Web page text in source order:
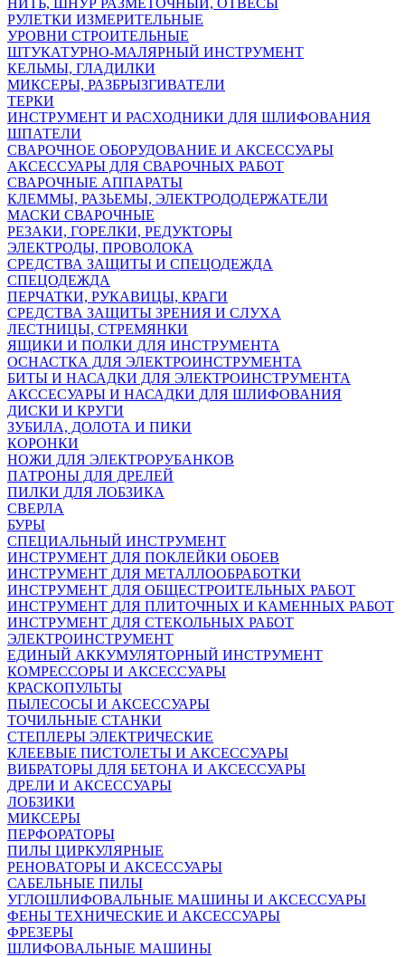
НИТЬ, ШНУР РАЗМЕТОЧНЫЙ, ОТВЕСЫ
РУЛЕТКИ ИЗМЕРИТЕЛЬНЫЕ
УРОВНИ СТРОИТЕЛЬНЫЕ
ШТУКАТУРНО-МАЛЯРНЫЙ ИНСТРУМЕНТ
КЕЛЬМЫ, ГЛАДИЛКИ
МИКСЕРЫ, РАЗБРЫЗГИВАТЕЛИ
ТЕРКИ
ИНСТРУМЕНТ И РАСХОДНИКИ ДЛЯ ШЛИФОВАНИЯ
ШПАТЕЛИ
СВАРОЧНОЕ ОБОРУДОВАНИЕ И АКСЕССУАРЫ
АКСЕССУАРЫ ДЛЯ СВАРОЧНЫХ РАБОТ
СВАРОЧНЫЕ АППАРАТЫ
КЛЕММЫ, РАЗЬЕМЫ, ЭЛЕКТРОДОДЕРЖАТЕЛИ
МАСКИ СВАРОЧНЫЕ
РЕЗАКИ, ГОРЕЛКИ, РЕДУКТОРЫ
ЭЛЕКТРОДЫ, ПРОВОЛОКА
СРЕДСТВА ЗАЩИТЫ И СПЕЦОДЕЖДА
СПЕЦОДЕЖДА
ПЕРЧАТКИ, РУКАВИЦЫ, КРАГИ
СРЕДСТВА ЗАЩИТЫ ЗРЕНИЯ И СЛУХА
ЛЕСТНИЦЫ, СТРЕМЯНКИ
ЯЩИКИ И ПОЛКИ ДЛЯ ИНСТРУМЕНТА
ОСНАСТКА ДЛЯ ЭЛЕКТРОИНСТРУМЕНТА
БИТЫ И НАСАДКИ ДЛЯ ЭЛЕКТРОИНСТРУМЕНТА
АКССЕСУАРЫ И НАСАДКИ ДЛЯ ШЛИФОВАНИЯ
ДИСКИ И КРУГИ
ЗУБИЛА, ДОЛОТА И ПИКИ
КОРОНКИ
НОЖИ ДЛЯ ЭЛЕКТРОРУБАНКОВ
ПАТРОНЫ ДЛЯ ДРЕЛЕЙ
ПИЛКИ ДЛЯ ЛОБЗИКА
СВЕРЛА
БУРЫ
СПЕЦИАЛЬНЫЙ ИНСТРУМЕНТ
ИНСТРУМЕНТ ДЛЯ ПОКЛЕЙКИ ОБОЕВ
ИНСТРУМЕНТ ДЛЯ МЕТАЛЛООБРАБОТКИ
ИНСТРУМЕНТ ДЛЯ ОБЩЕСТРОИТЕЛЬНЫХ РАБОТ
ИНСТРУМЕНТ ДЛЯ ПЛИТОЧНЫХ И КАМЕННЫХ РАБОТ
ИНСТРУМЕНТ ДЛЯ СТЕКОЛЬНЫХ РАБОТ
ЭЛЕКТРОИНСТРУМЕНТ
ЕДИНЫЙ АККУМУЛЯТОРНЫЙ ИНСТРУМЕНТ
КОМРЕССОРЫ И АКСЕССУАРЫ
КРАСКОПУЛЬТЫ
ПЫЛЕСОСЫ И АКСЕССУАРЫ
ТОЧИЛЬНЫЕ СТАНКИ
СТЕПЛЕРЫ ЭЛЕКТРИЧЕСКИЕ
КЛЕЕВЫЕ ПИСТОЛЕТЫ И АКСЕССУАРЫ
ВИБРАТОРЫ ДЛЯ БЕТОНА И АКСЕССУАРЫ
ДРЕЛИ И АКСЕССУАРЫ
ЛОБЗИКИ
МИКСЕРЫ
ПЕРФОРАТОРЫ
ПИЛЫ ЦИРКУЛЯРНЫЕ
РЕНОВАТОРЫ И АКСЕССУАРЫ
САБЕЛЬНЫЕ ПИЛЫ
УГЛОШЛИФОВАЛЬНЫЕ МАШИНЫ И АКСЕССУАРЫ
ФЕНЫ ТЕХНИЧЕСКИЕ И АКСЕССУАРЫ
ФРЕЗЕРЫ
ШЛИФОВАЛЬНЫЕ МАШИНЫ